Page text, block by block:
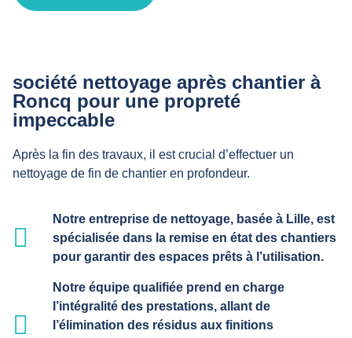
société nettoyage après chantier à
Roncq pour une propreté
impeccable
Après la fin des travaux, il est crucial d’effectuer un
nettoyage de fin de chantier en profondeur.
Notre entreprise de nettoyage, basée à Lille, est
spécialisée dans la remise en état des chantiers
pour garantir des espaces prêts à l’utilisation.
Notre équipe qualifiée prend en charge
l’intégralité des prestations, allant de
l’élimination des résidus aux finitions